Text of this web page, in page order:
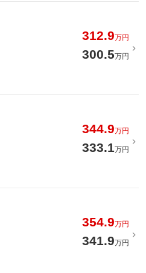
312.9万円
300.5万円
344.9万円
333.1万円
354.9万円
341.9万円